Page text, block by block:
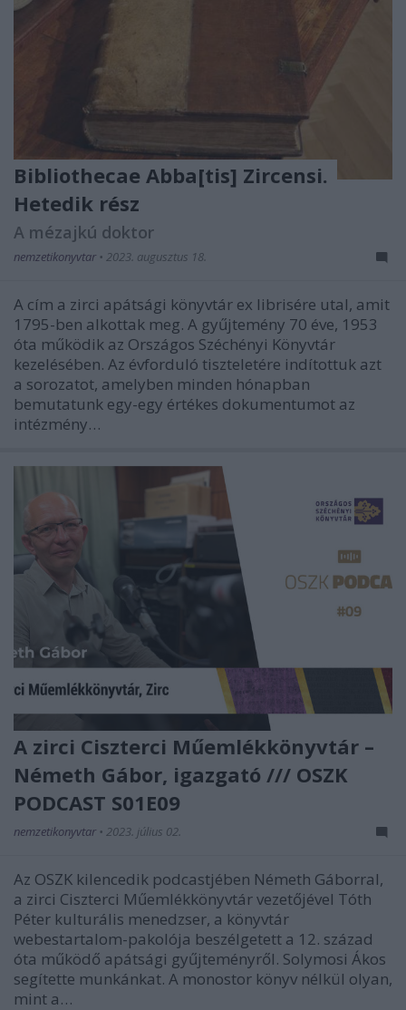
Bibliothecae Abba[tis] Zircensi.
Hetedik rész
A mézajkú doktor
nemzetikonyvtar • 2023. augusztus 18.
A cím a zirci apátsági könyvtár ex librisére utal, amit
1795-ben alkottak meg. A gyűjtemény 70 éve, 1953
óta működik az Országos Széchényi Könyvtár
kezelésében. Az évforduló tiszteletére indítottuk azt
a sorozatot, amelyben minden hónapban
bemutatunk egy-egy értékes dokumentumot az
intézmény…
A zirci Ciszterci Műemlékkönyvtár –
Németh Gábor, igazgató /// OSZK
PODCAST S01E09
nemzetikonyvtar • 2023. július 02.
Az OSZK kilencedik podcastjében Németh Gáborral,
a zirci Ciszterci Műemlékkönyvtár vezetőjével Tóth
Péter kulturális menedzser, a könyvtár
webestartalom-pakolója beszélgetett a 12. század
óta működő apátsági gyűjteményről. Solymosi Ákos
segítette munkánkat. A monostor könyv nélkül olyan,
mint a…